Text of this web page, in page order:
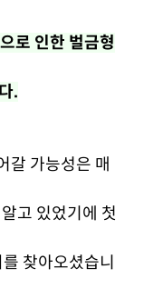
로 인한 벌금형
.
갈 가능성은 매
고 있었기에 첫
찾아오셨습니